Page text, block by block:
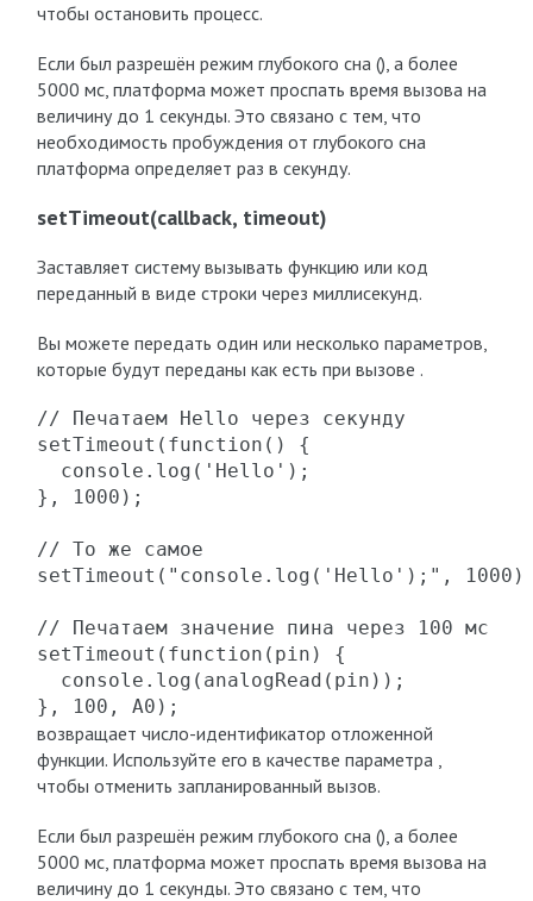
чтобы остановить процесс.
Если был разрешён режим глубокого сна (), а более
5000 мс, платформа может проспать время вызова на
величину до 1 секунды. Это связано с тем, что
необходимость пробуждения от глубокого сна
платформа определяет раз в секунду.
setTimeout(callback, timeout)
Заставляет систему вызывать функцию или код
переданный в виде строки через миллисекунд.
Вы можете передать один или несколько параметров,
которые будут переданы как есть при вызове .
// Печатаем Hello через секунду
setTimeout(function() {
  console.log('Hello');
}, 1000);
// То же самое
setTimeout("console.log('Hello');",
// Печатаем значение пина через 100 мс
setTimeout(function(pin) {
  console.log(analogRead(pin));
}, 100, A0);
возвращает число-идентификатор отложенной
функции. Используйте его в качестве параметра ,
чтобы отменить запланированный вызов.
Если был разрешён режим глубокого сна (), а более
5000 мс, платформа может проспать время вызова на
величину до 1 секунды. Это связано с тем, что